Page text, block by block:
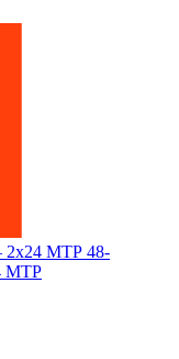
48-
MTP